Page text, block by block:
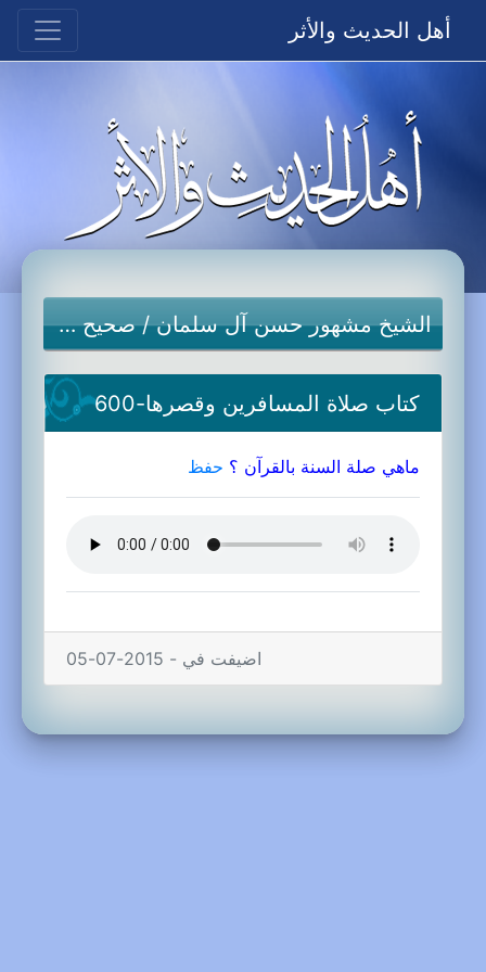
أهل الحديث والأثر
الشيخ مشهور حسن آل سلمان/صحيح مسلم
كتاب صلاة المسافرين وقصرها-600
ماهي صلة السنة بالقرآن ؟ حفظ
اضيفت في - 2015-07-05